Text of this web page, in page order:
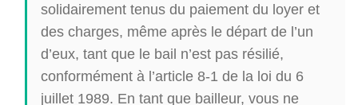
solidairement tenus du paiement du loyer et
des charges, même après le départ de l’un
d’eux, tant que le bail n’est pas résilié,
conformément à l’article 8-1 de la loi du 6
juillet 1989. En tant que bailleur, vous ne